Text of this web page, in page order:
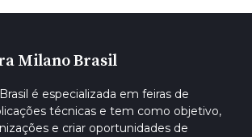
Milano Brasil
é especializada em feiras de
técnicas e tem como objetivo,
e criar oportunidades de